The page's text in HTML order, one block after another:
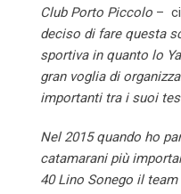
Club Porto Piccolo – ci
deciso di fare questa
sportiva in quanto lo
gran voglia di
importanti tra i suoi
Nel 2015 quando ho
catamarani più
40 Lino Sonego il